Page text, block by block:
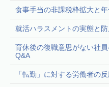
食事手当の非課税枠拡大と
就活ハラスメントの実態と
育休後の復職意思がない社
Q&A
「転勤」に対する労働者の